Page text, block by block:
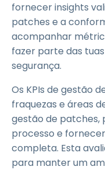
fornecer insights
patches e a
acompanhar
fazer parte das
segurança.
Os KPIs de gestão
fraquezas e áreas
gestão de patches,
processo e
completa. Esta
para manter um